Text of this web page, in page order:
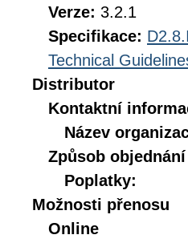
Verze: 3.2.1
Specifikace:
Technical
Distributor
Kontaktní
Název
Způsob objednání
Poplatky:
Možnosti přenosu
Online